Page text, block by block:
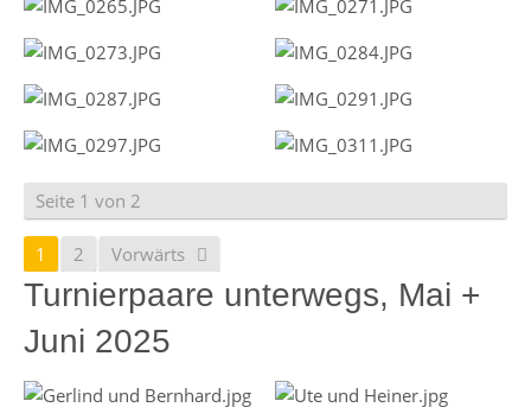
Seite 1 von 2
1 2 Vorwärts
Turnierpaare unterwegs, Mai +
Juni 2025